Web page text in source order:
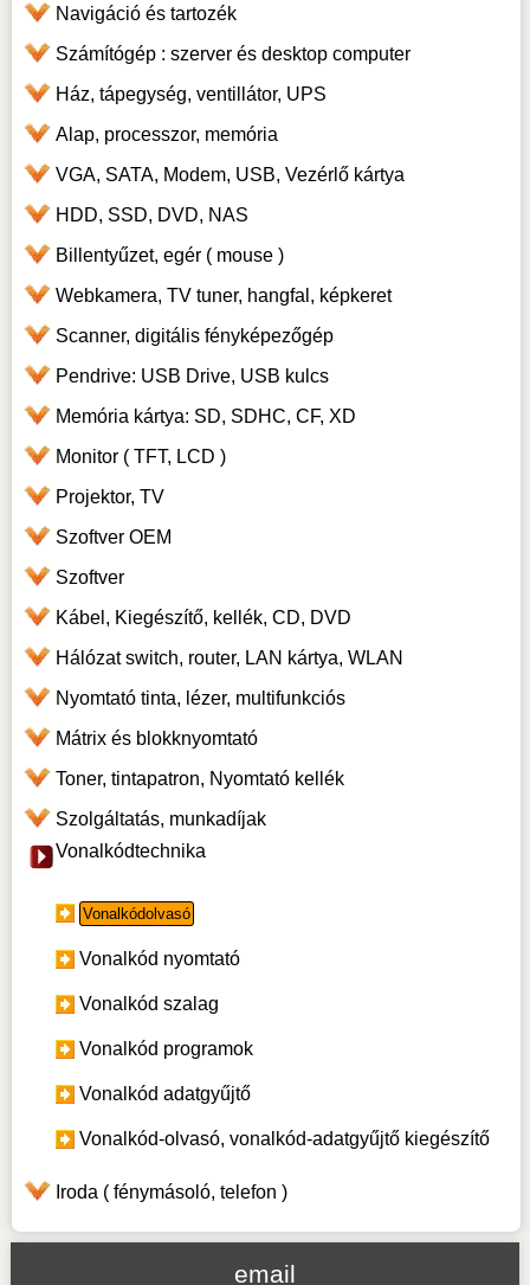
Navigáció és tartozék
Számítógép : szerver és desktop computer
Ház, tápegység, ventillátor, UPS
Alap, processzor, memória
VGA, SATA, Modem, USB, Vezérlő kártya
HDD, SSD, DVD, NAS
Billentyűzet, egér ( mouse )
Webkamera, TV tuner, hangfal, képkeret
Scanner, digitális fényképezőgép
Pendrive: USB Drive, USB kulcs
Memória kártya: SD, SDHC, CF, XD
Monitor ( TFT, LCD )
Projektor, TV
Szoftver OEM
Szoftver
Kábel, Kiegészítő, kellék, CD, DVD
Hálózat switch, router, LAN kártya, WLAN
Nyomtató tinta, lézer, multifunkciós
Mátrix és blokknyomtató
Toner, tintapatron, Nyomtató kellék
Szolgáltatás, munkadíjak
Vonalkódtechnika
Vonalkódolvasó
Vonalkód nyomtató
Vonalkód szalag
Vonalkód programok
Vonalkód adatgyűjtő
Vonalkód-olvasó, vonalkód-adatgyűjtő kiegészítő
Iroda ( fénymásoló, telefon )
email